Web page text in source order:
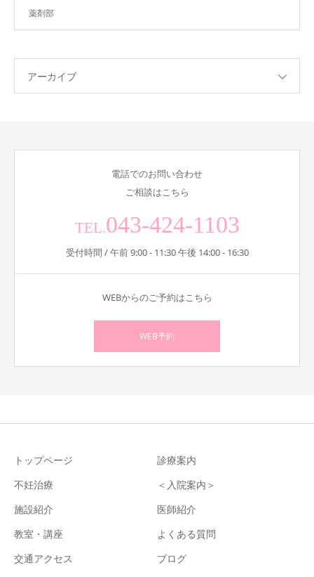
薬剤部
アーカイブ
電話でのお問い合わせ
ご相談はこちら
TEL.043-424-1103
受付時間 / 午前 9:00 - 11:30 午後 14:00 - 16:30
WEBからのご予約はこちら
WEB予約
トップページ
診療案内
不妊治療
＜入院案内＞
施設紹介
医師紹介
教室・講座
よくある質問
交通アクセス
ブログ